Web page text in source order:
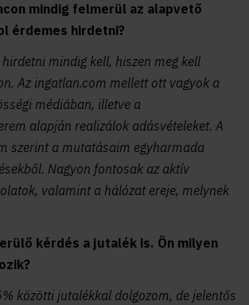
mindig felmerül az alapvető
érdemes hirdetni?
hirdetni mindig kell, hiszen meg kell
Az ingatlan.com mellett ott vagyok a
médiában, illetve a
alapján realizálok adásvételeket. A
szerint a mutatásaim egyharmada
Nagyon fontosak az aktív
valamint a hálózat ereje, melynek
kérdés a jutalék is. Ön milyen
közötti jutalékkal dolgozom, de jelentős